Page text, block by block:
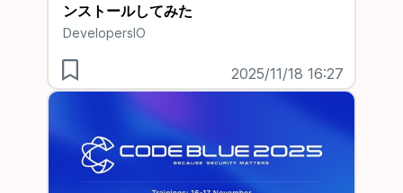
ンストールしてみた
DevelopersIO
2025/11/18 16:27